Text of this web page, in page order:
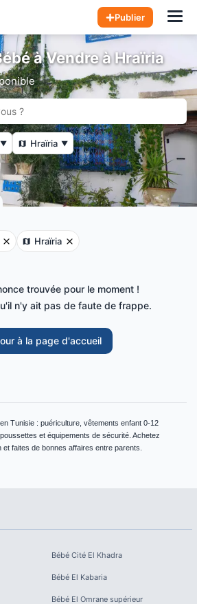
Publier
à Vendre à Hraïria
▼ Hraïria ▼
Hraïria
trouvée pour le moment !
n'y ait pas de faute de frappe.
à la page d'accueil
Tunisie : puériculture, vêtements enfant 0-12
et équipements de sécurité. Achetez
et faites de bonnes affaires entre parents.
Bébé Cité El Khadra
Bébé El Kabaria
Bébé El Omrane supérieur